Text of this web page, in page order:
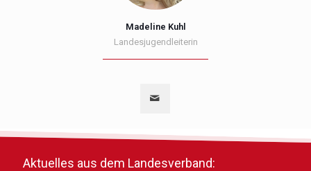
Madeline Kuhl
Landesjugendleiterin
Aktuelles aus dem Landesverband: